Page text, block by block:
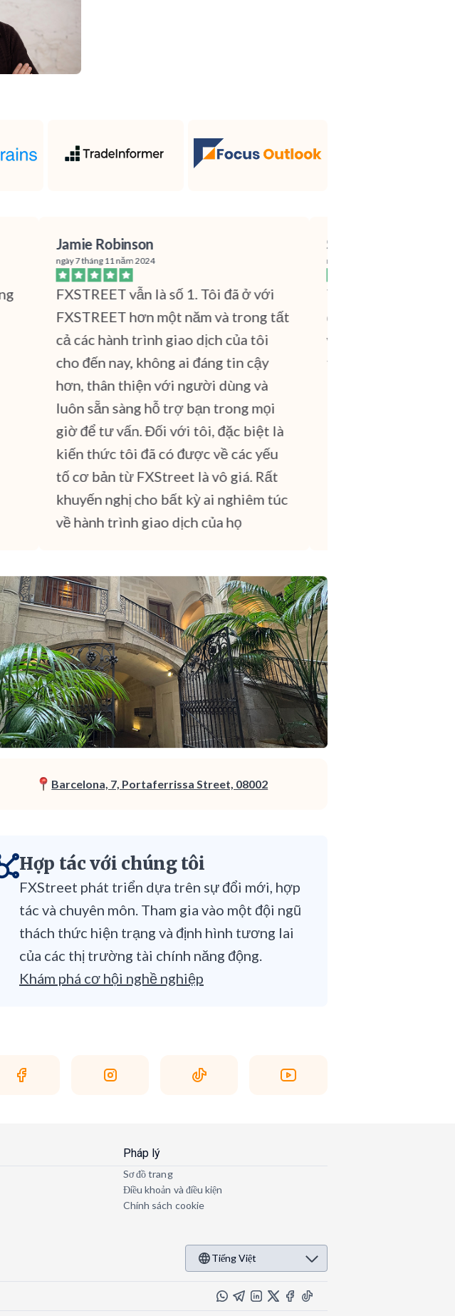
Jamie Robinson
ngày 7 tháng 11 năm 2024
FXSTREET vẫn là số 1. Tôi đã ở với
FXSTREET hơn một năm và trong tất
cả các hành trình giao dịch của tôi
cho đến nay, không ai đáng tin cậy
hơn, thân thiện với người dùng và
luôn sẵn sàng hỗ trợ bạn trong mọi
giờ để tư vấn. Đối với tôi, đặc biệt là
kiến thức tôi đã có được về các yếu
tố cơ bản từ FXStreet là vô giá. Rất
khuyến nghị cho bất kỳ ai nghiêm túc
về hành trình giao dịch của họ
Sergio J. Padrón A.
ngày 5 tháng 4 năm 2024
Tuyệt vời cho Forex.
quan và hiệu quả từ
và kỹ thuật. Nó đã
trong Forex.
Barcelona, 7, Portaferrissa Street, 08002
Hợp tác với chúng tôi
FXStreet phát triển dựa trên sự đổi mới, hợp
tác và chuyên môn. Tham gia vào một đội ngũ
thách thức hiện trạng và định hình tương lai
của các thị trường tài chính năng động.
Khám phá cơ hội nghề nghiệp
Pháp lý
Sơ đồ trang
Điều khoản và điều kiện
Chính sách cookie
Tiếng Việt